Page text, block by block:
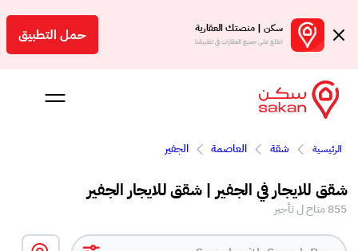
سكن | منصتك العقارية
اطلع على جميع العقارات في تطبيقنا حمل التطبيق
الرئيسية شقة العاصمة الجفير
شقق للايجار في الجفير | شقق للايجار الجفير
855 متاح ل تأجير